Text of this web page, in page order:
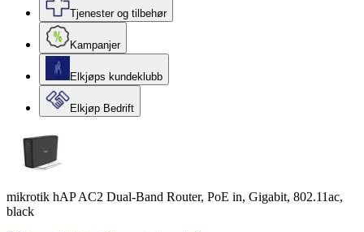
Tjenester og tilbehør
Kampanjer
Elkjøps kundeklubb
Elkjøp Bedrift
mikrotik hAP AC2 Dual-Band Router, PoE in, Gigabit, 802.11ac,
black